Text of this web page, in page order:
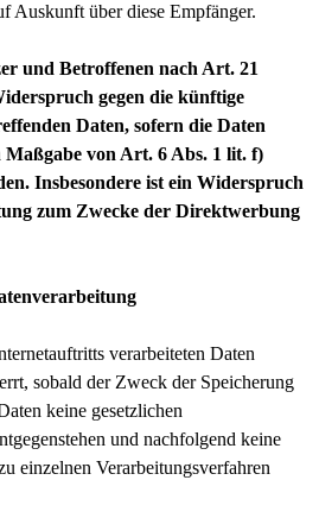
Auskunft über diese Empfänger.
und Betroffenen nach Art. 21
gegen die künftige
Daten, sofern die Daten
von Art. 6 Abs. 1 lit. f)
Insbesondere ist ein Widerspruch
zum Zwecke der Direktwerbung
verarbeiteten Daten
sobald der Zweck der Speicherung
keine gesetzlichen
und nachfolgend keine
einzelnen Verarbeitungsverfahren